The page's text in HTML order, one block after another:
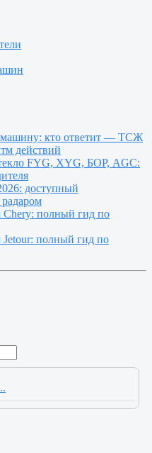
машину: кто ответит — ТСЖ
действий
FYG, XYG, БОР, AGC:
доступный
Chery: полный гид по
полный гид по